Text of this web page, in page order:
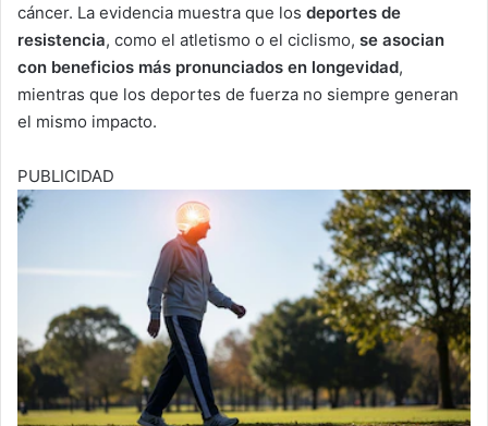
cáncer. La evidencia muestra que los deportes de
resistencia, como el atletismo o el ciclismo, se asocian
con beneficios más pronunciados en longevidad,
mientras que los deportes de fuerza no siempre generan
el mismo impacto.
PUBLICIDAD